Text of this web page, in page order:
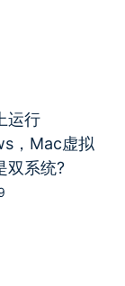
运行
，Mac虚拟
双系统?